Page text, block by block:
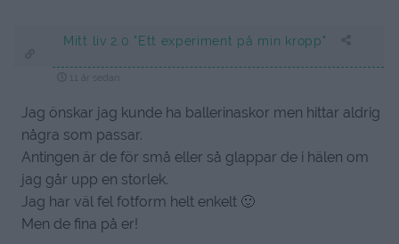
Mitt liv 2.0 "Ett experiment på min kropp"
11 år sedan
Jag önskar jag kunde ha ballerinaskor men hittar aldrig
några som passar.
Antingen är de för små eller så glappar de i hälen om
jag går upp en storlek.
Jag har väl fel fotform helt enkelt 🙂
Men de fina på er!